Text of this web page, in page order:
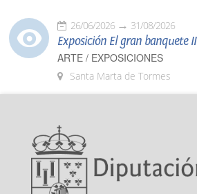
26/06/2026 31/08/2026
Exposición El gran banquete II
ARTE / EXPOSICIONES
Santa Marta de Tormes